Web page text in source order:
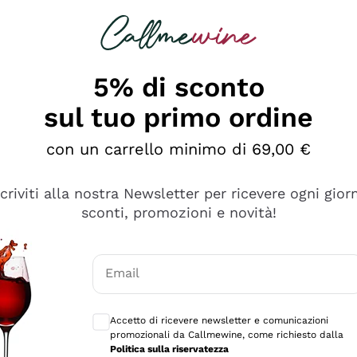
è male ma secondo me ci sono alternative che
5% di sconto
sul tuo primo ordine
con un carrello minimo di 69,00 €
alla nostra Newsletter per ricevere ogni
sconti, promozioni e novità!
Email
Accetto di ricevere newsletter e comunicazioni
promozionali da Callmewine, come richiesto dalla
Politica sulla riservatezza